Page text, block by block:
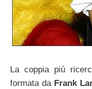
La coppia più
formata da Frank